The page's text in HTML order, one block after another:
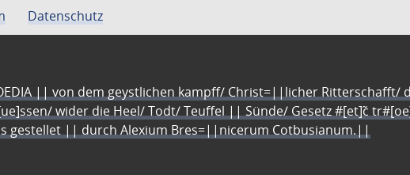
Datenschutz
|| von dem geystlichen kampff/ Christ=||licher Ritterschafft/
wider die Heel/ Todt/ Teuffel || Sünde/ Gesetz #[et]c̃
gestellet || durch Alexium Bres=||nicerum Cotbusianum.||